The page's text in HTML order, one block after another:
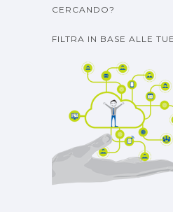
CERCANDO?
FILTRA IN BASE ALLE